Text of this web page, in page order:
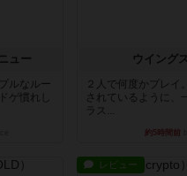
ュー
ルなルー
ゲ慣れし
ウイング
２人で何度かプレイ
されているように、
ラス...
約5時間前
レビュー